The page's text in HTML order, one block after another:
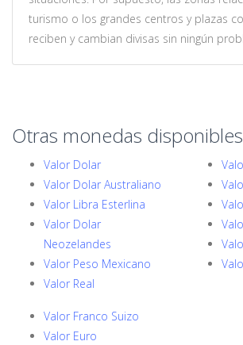
turismo o los grandes centros y plazas
reciben y cambian divisas sin ningún
Otras monedas disponibles
Valor Dolar
Valor Dolar Australiano
Valor Libra Esterlina
Valor Dolar
Neozelandes
Valor Peso Mexicano
Valor Real
Valor Franco Suizo
Valor Euro